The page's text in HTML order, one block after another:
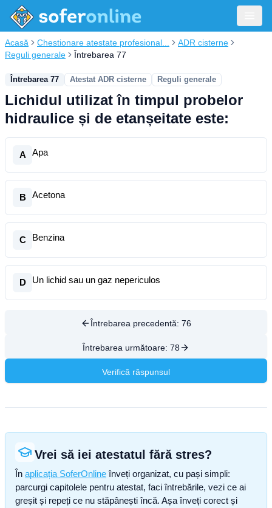
Acasă Chestionare atestate profesional...
ADR cisterne
Reguli generale
Întrebarea 77
Întrebarea 77 Atestat ADR cisterne Reguli generale
Lichidul utilizat în timpul probelor
hidraulice și de etanșeitate este:
A Apa
B Acetona
C Benzina
D Un lichid sau un gaz nepericulos
Întrebarea precedentă: 76
Întrebarea următoare: 78
Verifică răspunsul
Vrei să iei atestatul fără stres?
În aplicația SoferOnline înveți organizat, cu pași simpli:
parcurgi capitolele pentru atestat, faci întrebările, vezi ce ai
greșit și repeți ce nu stăpânești încă. Așa înveți corect și